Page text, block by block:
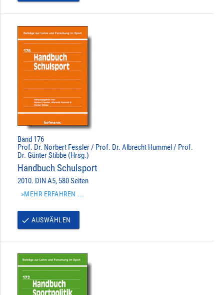
Band 176
Prof. Dr. Norbert Fessler / Prof. Dr. Albrecht Hummel / Prof.
Dr. Günter Stibbe (Hrsg.)
Handbuch Schulsport
2010. DIN A5, 580 Seiten
»MEHR ERFAHREN ...
done AUSWÄHLEN